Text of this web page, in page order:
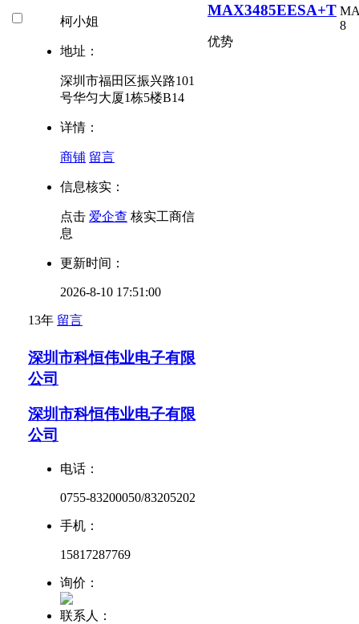
柯小姐
地址：
深圳市福田区振兴路101
号华匀大厦1栋5楼B14
详情：
商铺 留言
信息核实：
点击 爱企查 核实工商信
息
更新时间：
2026-8-10 17:51:00
13年 留言
MAX3485EESA+T
优势
8
深圳市科恒伟业电子有限
公司
深圳市科恒伟业电子有限
公司
电话：
0755-83200050/83205202
手机：
15817287769
询价：
联系人：